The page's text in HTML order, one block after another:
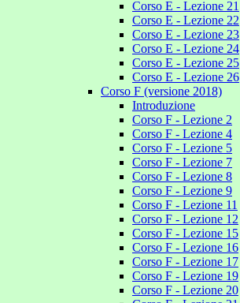
Corso E - Lezione 21
Corso E - Lezione 22
Corso E - Lezione 23
Corso E - Lezione 24
Corso E - Lezione 25
Corso E - Lezione 26
Corso F (versione 2018)
Introduzione
Corso F - Lezione 2
Corso F - Lezione 4
Corso F - Lezione 5
Corso F - Lezione 7
Corso F - Lezione 8
Corso F - Lezione 9
Corso F - Lezione 11
Corso F - Lezione 12
Corso F - Lezione 15
Corso F - Lezione 16
Corso F - Lezione 17
Corso F - Lezione 19
Corso F - Lezione 20